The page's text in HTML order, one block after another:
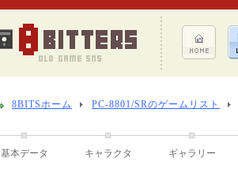
8BITSホーム PC-8801/SRのゲームリスト
基本データ キャラクタ ギャラリー